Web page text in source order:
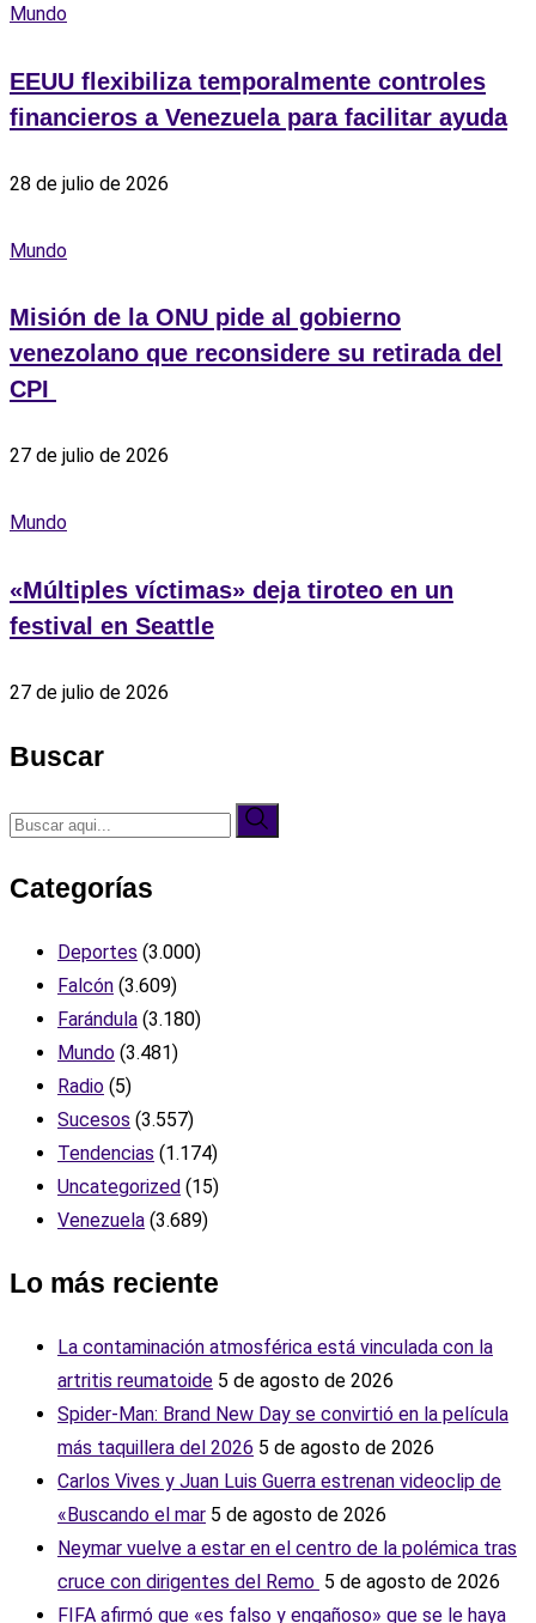
Mundo
EEUU flexibiliza temporalmente controles
financieros a Venezuela para facilitar ayuda
28 de julio de 2026
Mundo
Misión de la ONU pide al gobierno
venezolano que reconsidere su retirada del
CPI ‎
27 de julio de 2026
Mundo
«Múltiples víctimas» deja tiroteo en un
festival en Seattle
27 de julio de 2026
Buscar
Categorías
Deportes (3.000)
Falcón (3.609)
Farándula (3.180)
Mundo (3.481)
Radio (5)
Sucesos (3.557)
Tendencias (1.174)
Uncategorized (15)
Venezuela (3.689)
Lo más reciente
La contaminación atmosférica está vinculada con la
artritis reumatoide 5 de agosto de 2026
Spider-Man: Brand New Day se convirtió en la película
más taquillera del 2026 5 de agosto de 2026
Carlos Vives y Juan Luis Guerra estrenan videoclip de
«Buscando el mar 5 de agosto de 2026
Neymar vuelve a estar en el centro de la polémica tras
cruce con dirigentes del Remo ‎ 5 de agosto de 2026
FIFA afirmó que «es falso y engañoso» que se le haya